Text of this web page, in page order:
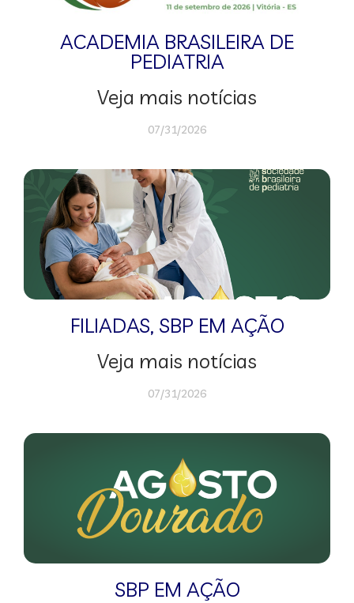
ACADEMIA BRASILEIRA DE
PEDIATRIA
Veja mais notícias
07/31/2026
FILIADAS, SBP EM AÇÃO
Veja mais notícias
07/31/2026
SBP EM AÇÃO